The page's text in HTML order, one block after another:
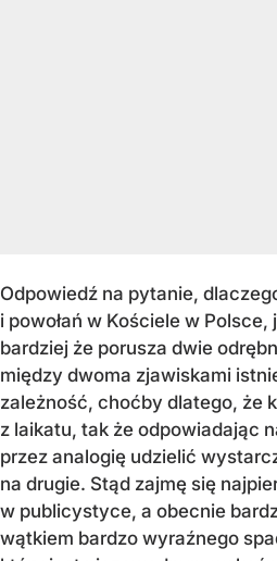
Odpowiedź na pytanie,
i powołań w Kościele w Polsce,
bardziej że porusza dwie
między dwoma zjawiskami
zależność, choćby dlatego, że
z laikatu, tak że odpowiadając
przez analogię udzielić
na drugie. Stąd zajmę się
w publicystyce, a obecnie
wątkiem bardzo wyraźnego